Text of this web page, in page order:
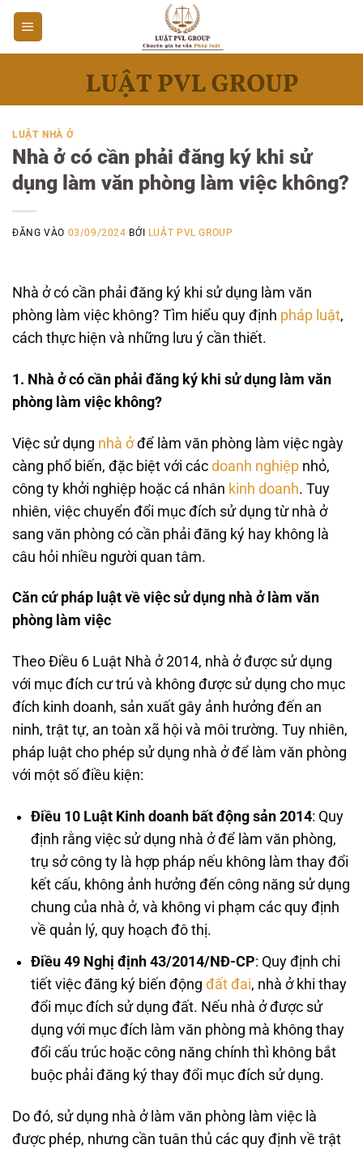
Bỏ
qua
nội
LUẬT NHÀ Ở
Nhà ở có cần phải đăng ký khi sử
dụng làm văn phòng làm việc không?
ĐĂNG VÀO 03/09/2024 BỞI LUẬT PVL GROUP
Nhà ở có cần phải đăng ký khi sử dụng làm văn
phòng làm việc không? Tìm hiểu quy định pháp luật,
cách thực hiện và những lưu ý cần thiết.
1. Nhà ở có cần phải đăng ký khi sử dụng làm văn
phòng làm việc không?
Việc sử dụng nhà ởđể làm văn phòng làm việc ngày
càng phổ biến, đặc biệt với các doanh nghiệp nhỏ,
công ty khởi nghiệp hoặc cá nhân kinh doanh. Tuy
nhiên, việc chuyển đổi mục đích sử dụng từ nhà ở
sang văn phòng có cần phải đăng ký hay không là
câu hỏi nhiều người quan tâm.
Căn cứ pháp luật về việc sử dụng nhà ở làm văn
phòng làm việc
Theo Điều 6 Luật Nhà ở 2014, nhà ở được sử dụng
với mục đích cư trú và không được sử dụng cho mục
đích kinh doanh, sản xuất gây ảnh hưởng đến an
ninh, trật tự, an toàn xã hội và môi trường. Tuy nhiên,
pháp luật cho phép sử dụng nhà ở để làm văn phòng
với một số điều kiện:
Điều 10 Luật Kinh doanh bất động sản 2014: Quy
định rằng việc sử dụng nhà ở để làm văn phòng,
trụ sở công ty là hợp pháp nếu không làm thay đổi
kết cấu, không ảnh hưởng đến công năng sử dụng
chung của nhà ở, và không vi phạm các quy định
về quản lý, quy hoạch đô thị.
Điều 49 Nghị định 43/2014/NĐ-CP: Quy định chi
tiết việc đăng ký biến động đất đai, nhà ở khi thay
đổi mục đích sử dụng đất. Nếu nhà ở được sử
dụng với mục đích làm văn phòng mà không thay
đổi cấu trúc hoặc công năng chính thì không bắt
buộc phải đăng ký thay đổi mục đích sử dụng.
Do đó, sử dụng nhà ở làm văn phòng làm việc là
được phép, nhưng cần tuân thủ các quy định về trật